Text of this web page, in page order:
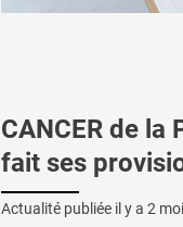
CANCER de la
fait ses
Actualité publiée il y a 2